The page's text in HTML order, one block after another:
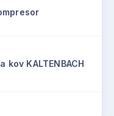
kov KALTENBACH